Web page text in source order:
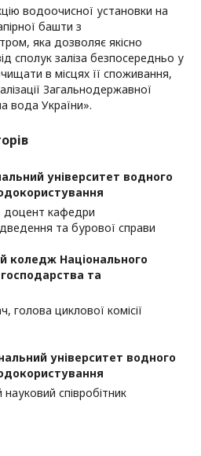
водоочисної установки на
башти з
яка дозволяє якісно
сполук заліза безпосередньо у
в місцях її споживання,
Загальнодержавної
вода України».
університет водного
доцент кафедри
та бурової справи
коледж Національного
та
голова циклової комісії
університет водного
співробітник